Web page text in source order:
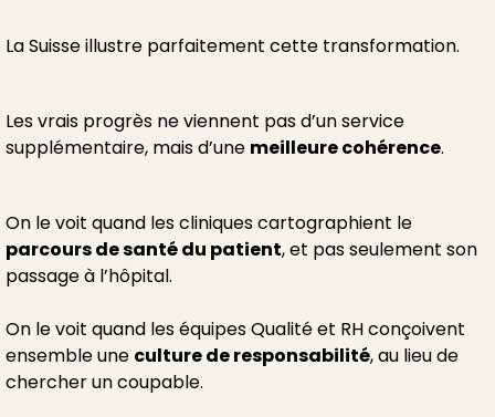
La Suisse illustre parfaitement cette transformation.
Les vrais progrès ne viennent pas d’un service
supplémentaire, mais d’une meilleure cohérence.
On le voit quand les cliniques cartographient le
parcours de santé du patient, et pas seulement son
passage à l’hôpital.
On le voit quand les équipes Qualité et RH conçoivent
ensemble une culture de responsabilité, au lieu de
chercher un coupable.